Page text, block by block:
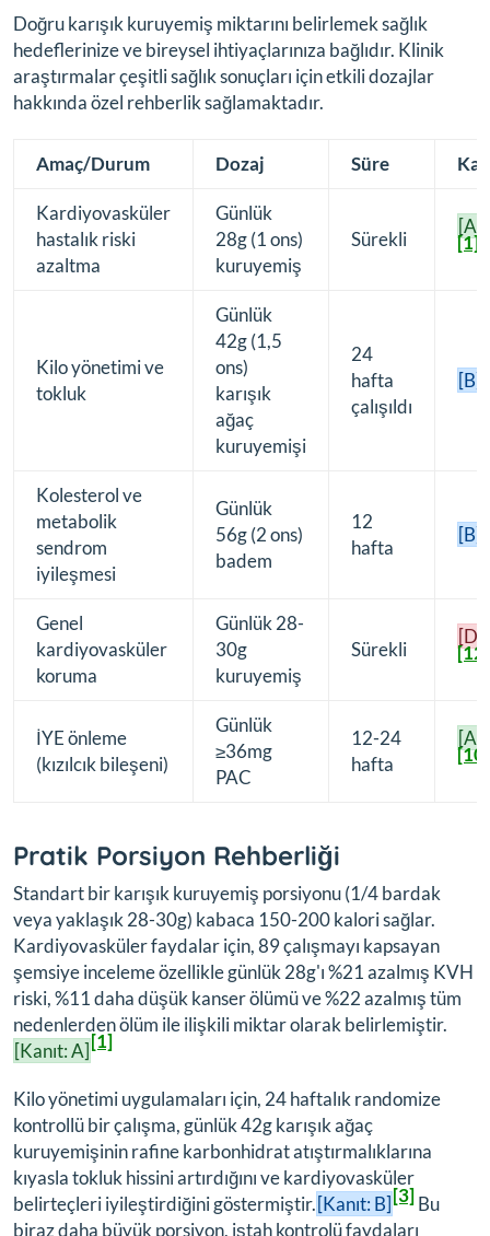
Doğru karışık kuruyemiş miktarını belirlemek sağlık
hedeflerinize ve bireysel ihtiyaçlarınıza bağlıdır. Klinik
araştırmalar çeşitli sağlık sonuçları için etkili dozajlar
hakkında özel rehberlik sağlamaktadır.
Amaç/Durum Dozaj Süre
Kardiyovasküler
hastalık riski
azaltma
Günlük
28g (1 ons)
kuruyemiş
Sürekli
[A]
[1]
Kilo yönetimi ve
tokluk
Günlük
42g (1,5
ons)
karışık
ağaç
kuruyemişi
24
hafta
çalışıldı
[B]
Kolesterol ve
metabolik
sendrom
iyileşmesi
Günlük
56g (2 ons)
badem
12
hafta
[B]
Genel
kardiyovasküler
koruma
Günlük 28-
30g
kuruyemiş
Sürekli
[D]
[12]
İYE önleme
(kızılcık bileşeni)
Günlük
≥36mg
PAC
12-24
hafta
[A]
[10]
Pratik Porsiyon Rehberliği
Standart bir karışık kuruyemiş porsiyonu (1/4 bardak
veya yaklaşık 28-30g) kabaca 150-200 kalori sağlar.
Kardiyovasküler faydalar için, 89 çalışmayı kapsayan
şemsiye inceleme özellikle günlük 28g'ı %21 azalmış KVH
riski, %11 daha düşük kanser ölümü ve %22 azalmış tüm
nedenlerden ölüm ile ilişkili miktar olarak belirlemiştir.
[Kanıt: A][1]
Kilo yönetimi uygulamaları için, 24 haftalık randomize
kontrollü bir çalışma, günlük 42g karışık ağaç
kuruyemişinin rafine karbonhidrat atıştırmalıklarına
kıyasla tokluk hissini artırdığını ve kardiyovasküler
belirteçleri iyileştirdiğini göstermiştir.[Kanıt: B][3]Bu
biraz daha büyük porsiyon, iştah kontrolü faydaları